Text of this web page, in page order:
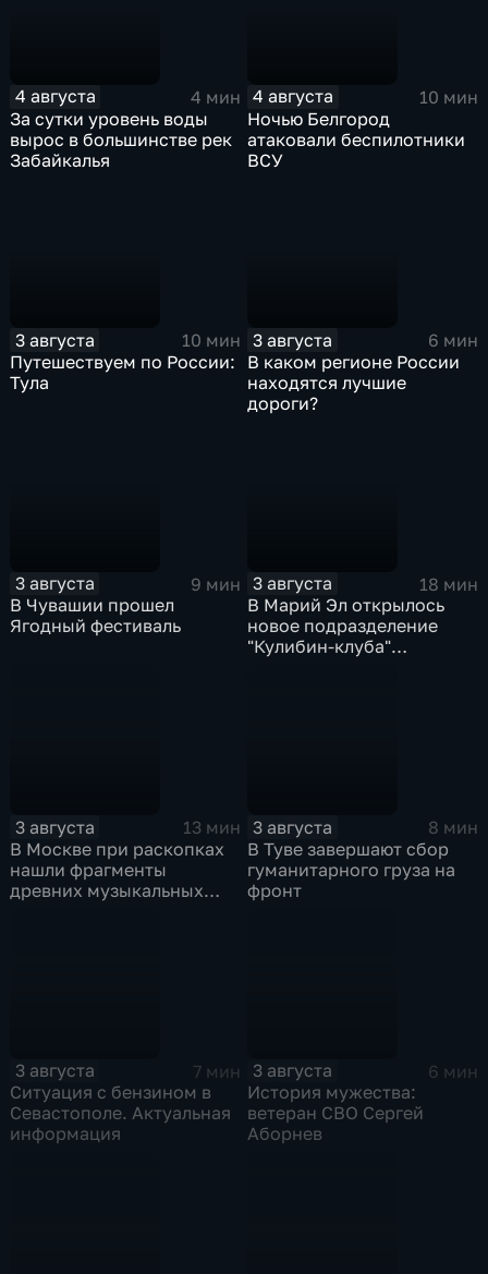
4 августа
4 мин
За сутки уровень воды
вырос в большинстве рек
Забайкалья
4 августа
10 мин
Ночью Белгород
атаковали беспилотники
ВСУ
3 августа
10 мин
Путешествуем по России:
Тула
3 августа
6 мин
В каком регионе России
находятся лучшие
дороги?
3 августа
9 мин
В Чувашии прошел
Ягодный фестиваль
3 августа
18 мин
В Марий Эл открылось
новое подразделение
"Кулибин-клуба"
3 августа
13 мин
В Москве при раскопках
нашли фрагменты
древних музыкальных
3 августа
8 мин
В Туве завершают сбор
гуманитарного груза на
фронт
3 августа
7 мин
Ситуация с бензином в
Севастополе. Актуальная
информация
3 августа
6 мин
История мужества:
ветеран СВО Сергей
Аборнев